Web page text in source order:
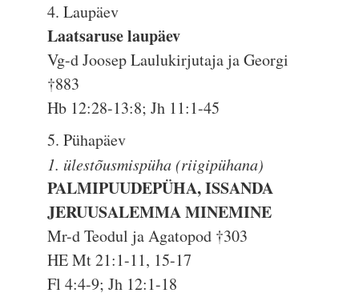
4. Laupäev
Laatsaruse laupäev
Vg-d Joosep Laulukirjutaja ja Georgi
†883
Hb 12:28-13:8; Jh 11:1-45
5. Pühapäev
1. ülestõusmispüha (riigipühana)
PALMIPUUDEPÜHA, ISSANDA
JERUUSALEMMA MINEMINE
Mr-d Teodul ja Agatopod †303
HE Mt 21:1-11, 15-17
Fl 4:4-9; Jh 12:1-18